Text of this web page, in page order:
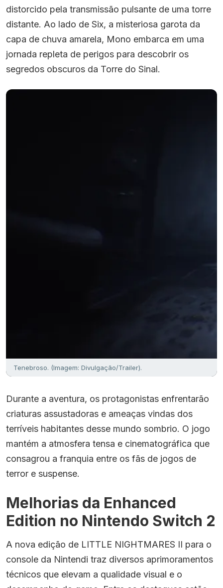
distorcido pela transmissão pulsante de uma torre
distante. Ao lado de Six, a misteriosa garota da
capa de chuva amarela, Mono embarca em uma
jornada repleta de perigos para descobrir os
segredos obscuros da Torre do Sinal.
Tenebroso. (Imagem: Divulgação/Trailer).
Durante a aventura, os protagonistas enfrentarão
criaturas assustadoras e ameaças vindas dos
terríveis habitantes desse mundo sombrio. O jogo
mantém a atmosfera tensa e cinematográfica que
consagrou a franquia entre os fãs de jogos de
terror e suspense.
Melhorias da Enhanced
Edition no Nintendo Switch 2
A nova edição de LITTLE NIGHTMARES II para o
console da Nintendi traz diversos aprimoramentos
técnicos que elevam a qualidade visual e o